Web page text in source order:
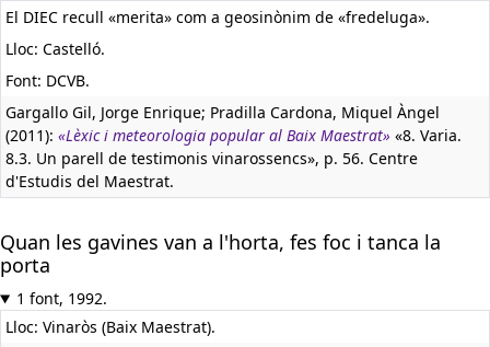
El DIEC recull «merita» com a geosinònim de «fredeluga».
Lloc: Castelló.
Font: DCVB.
Gargallo Gil, Jorge Enrique; Pradilla Cardona, Miquel Àngel
(2011): «Lèxic i meteorologia popular al Baix Maestrat» «8. Varia.
8.3. Un parell de testimonis vinarossencs», p. 56. Centre
d'Estudis del Maestrat.
Quan les gavines van a l'horta, fes foc i tanca la
porta
1 font, 1992.
Lloc: Vinaròs (Baix Maestrat).